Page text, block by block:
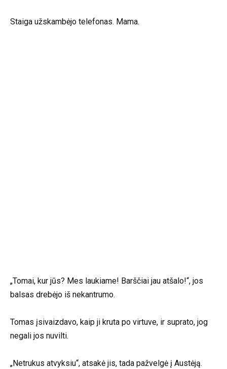
Staiga užskambėjo telefonas. Mama.
„Tomai, kur jūs? Mes laukiame! Barščiai jau atšalo!“, jos
balsas drebėjo iš nekantrumo.
Tomas įsivaizdavo, kaip ji kruta po virtuve, ir suprato, jog
negali jos nuvilti.
„Netrukus atvyksiu“, atsakė jis, tada pažvelgė į Austėją.